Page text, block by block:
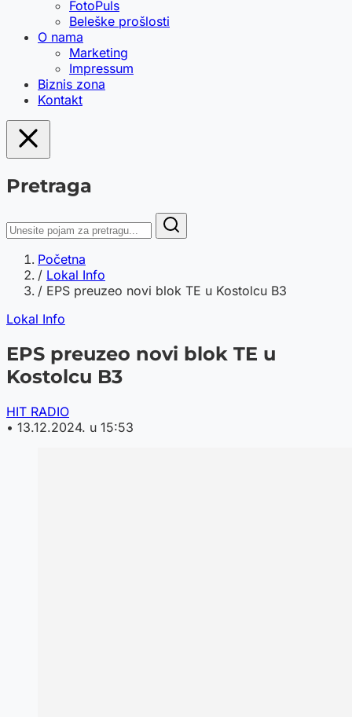
FotoPuls
Beleške prošlosti
O nama
Marketing
Impressum
Biznis zona
Kontakt
Pretraga
Početna
/ Lokal Info
/ EPS preuzeo novi blok TE u Kostolcu B3
Lokal Info
EPS preuzeo novi blok TE u
Kostolcu B3
HIT RADIO
• 13.12.2024. u 15:53